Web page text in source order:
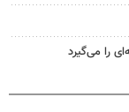
را می‌گیرد